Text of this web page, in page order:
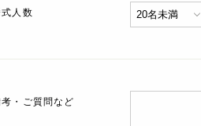
人数
・ご質問など